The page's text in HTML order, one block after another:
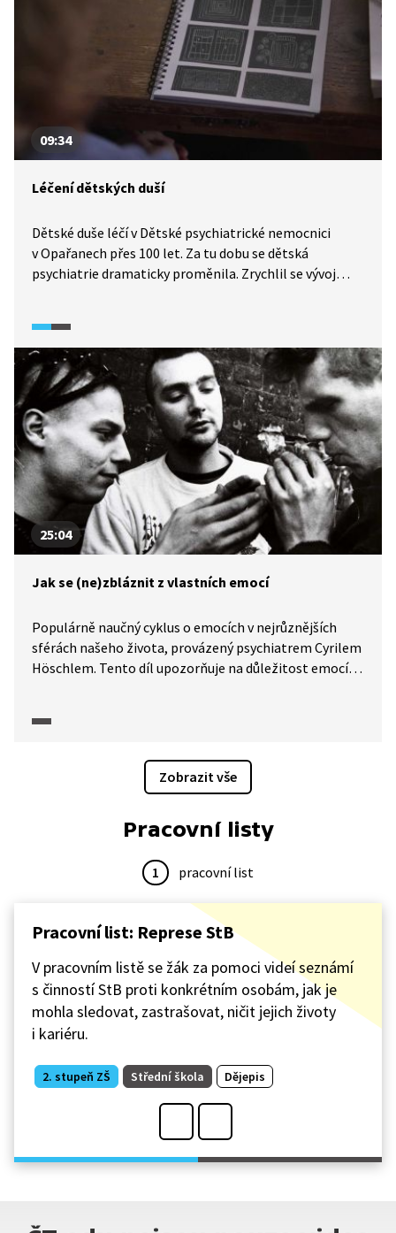
09:34
Léčení dětských duší
Dětské duše léčí v Dětské psychiatrické nemocnici
v Opařanech přes 100 let. Za tu dobu se dětská
psychiatrie dramaticky proměnila. Zrychlil se vývoj
celospolečenský problém a netýká se jen České
republiky. V ukázce z dokumentu Místo pro duši hovoří
ředitel nemocnice, své příběhy vyprávějí dvě dětské
pacientky a jejich matky.
25:04
Jak se (ne)zbláznit z vlastních emocí
Populárně naučný cyklus o emocích v nejrůznějších
sférách našeho života, provázený psychiatrem Cyrilem
Höschlem. Tento díl upozorňuje na důležitost emocí
v celé medicíně ve vztahu k emocím poměrně výsadní
afektivní porucha či úzkostné poruchy, jsou vlastně
poruchami nálad či emocí. Chceme upozornit
například na drogách nebo alkoholu. Pořadem provází
Zobrazit vše
Pracovní listy
1 pracovní list
Pracovní list: Represe StB
V pracovním listě se žák za pomoci videí seznámí
s činností StB proti konkrétním osobám, jak je
mohla sledovat, zastrašovat, ničit jejich životy
i kariéru.
2. stupeň ZŠ Střední škola Dějepis